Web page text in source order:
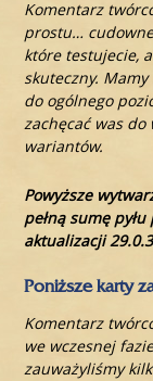
Komentarz
prostu…
które testujecie,
skuteczny.
do ogólnego
zachęcać was
wariantów.
Powyższe
pełną sumę
aktualizacji
Poniższe karty
Komentarz
we wczesnej
zauważyliśmy